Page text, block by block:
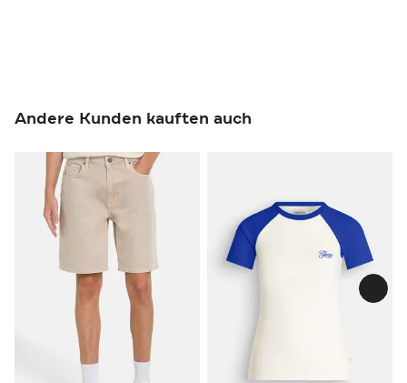
Andere Kunden kauften auch